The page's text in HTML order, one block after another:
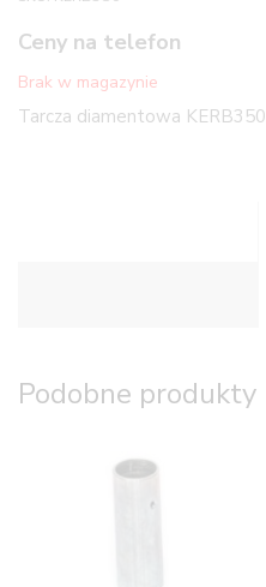
Ceny na telefon
Brak w magazynie
Tarcza diamentowa KERB350
Podobne produkty